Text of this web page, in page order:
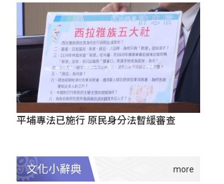
平埔專法已施行 原民身分法暫緩審查
文化小辭典